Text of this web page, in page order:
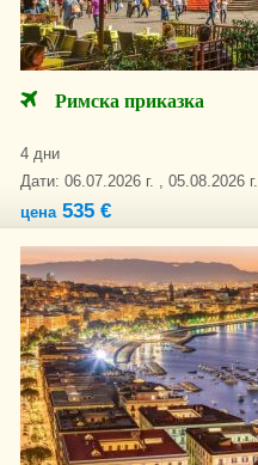
Римска приказка
4 дни
Дати: 06.07.2026 г. , 05.08.2026 г.
цена535 €